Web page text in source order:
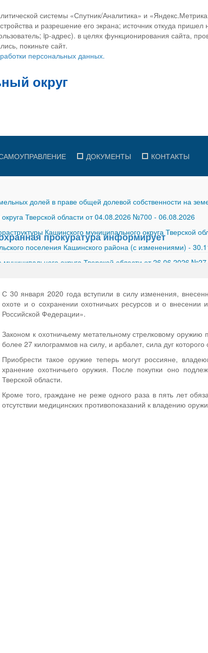
системы «Спутник/Аналитика» и
и разрешение его экрана; источник откуда пришел
ip-адрес). в целях функционирования сайта,
покиньте сайт.
персональных данных.
ДОКУМЕНТЫ КОНТАКТЫ
долей в праве общей долевой собственности на
Тверской области от 04.08.2026 №700 - 06.08.2026
Кашинского муниципального округа Тверской
поселения Кашинского района (с изменениями) -
округа Тверской области от 26.06.2026 №27
прокуратура информирует
С 30 января 2020 года вступили в силу изменения,
охоте и о сохранении охотничьих ресурсов и о внесении
Российской Федерации».
Законом к охотничьему метательному стрелковому оружию
более 27 килограммов на силу, и арбалет, сила дуг
Приобрести такое оружие теперь могут россияне,
хранение охотничьего оружия. После покупки оно
Тверской области.
Кроме того, граждане не реже одного раза в пять лет
отсутствии медицинских противопоказаний к владению